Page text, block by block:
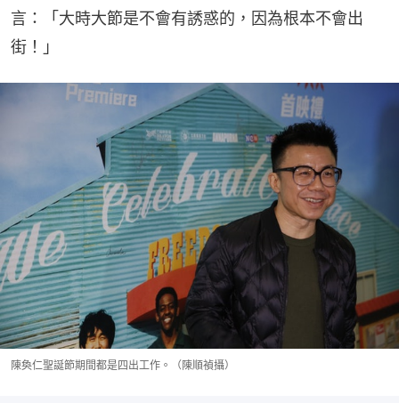
言：「大時大節是不會有誘惑的，因為根本不會出
街！」
陳奐仁聖誕節期間都是四出工作。（陳順禎攝）